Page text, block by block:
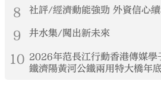
8 社評/經濟動能強勁 外資信心
9 井水集/闖出新未來
10 2026年范長江行動香港傳媒
鐵濟陽黃河公鐵兩用特大橋年